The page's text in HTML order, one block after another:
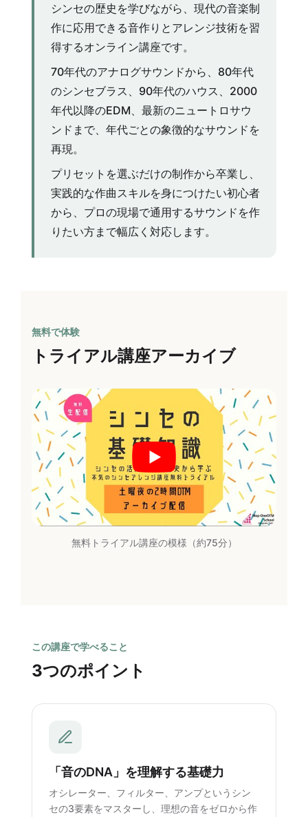
シンセの歴史を学びながら、現代の音楽制
作に応用できる音作りとアレンジ技術を習
得するオンライン講座です。
70年代のアナログサウンドから、80年代
のシンセブラス、90年代のハウス、2000
年代以降のEDM、最新のニュートロサウ
ンドまで、年代ごとの象徴的なサウンドを
再現。
プリセットを選ぶだけの制作から卒業し、
実践的な作曲スキルを身につけたい初心者
から、プロの現場で通用するサウンドを作
りたい方まで幅広く対応します。
無料で体験
トライアル講座アーカイブ
無料トライアル講座の模様（約75分）
この講座で学べること
3つのポイント
「音のDNA」を理解する基礎力
オシレーター、フィルター、アンプというシン
セの3要素をマスターし、理想の音をゼロから作